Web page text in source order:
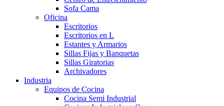
Sofa Cama
Oficina
Escritorios
Escritorios en L
Estantes y Armarios
Sillas Fijas y Banquetas
Sillas Giratorias
Archivadores
Industria
Equipos de Cocina
Cocina Semi Industrial